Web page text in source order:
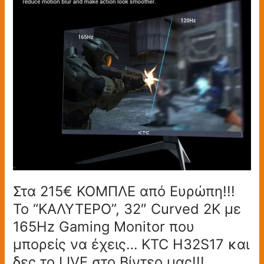
Στα 215€ ΚΟΜΠΛΕ από Ευρώπη!!!
To “ΚΑΛΥΤΕΡΟ”, 32″ Curved 2K με
165Hz Gaming Monitor που
μπορείς να έχεις… KTC H32S17 και
ΚΟΜΠΛΕ
“ΚΑΛΥΤΕΡΟ”,
που
μπορείς
να
έχεις…
KTC
H32S17
και